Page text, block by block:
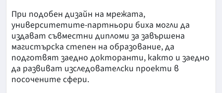
При подобен дизайн на мрежата,
университетите-партньори биха могли да
издават съвместни дипломи за завършена
магистърска степен на образование, да
подготвят заедно докторанти, както и заедно
да развиват изследователски проекти в
посочените сфери.